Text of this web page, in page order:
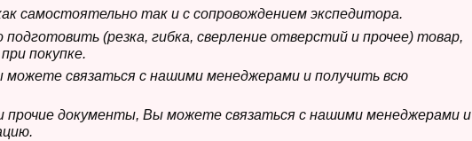
самостоятельно так и с сопровождением экспедитора.
(резка, гибка, сверление отверстий и прочее) товар,
покупке.
можете связаться с нашими менеджерами и получить всю
документы, Вы можете связаться с нашими менеджерами и